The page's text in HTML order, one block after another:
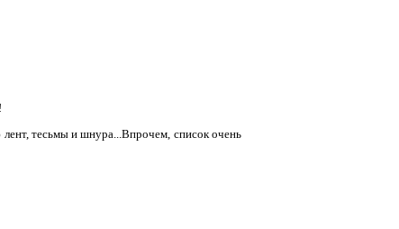
тесьмы и шнура...Впрочем, список очень